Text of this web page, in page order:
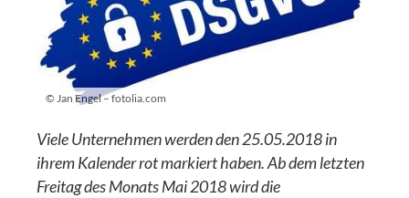
© Jan Engel – fotolia.com
Viele Unternehmen werden den 25.05.2018 in
ihrem Kalender rot markiert haben. Ab dem letzten
Freitag des Monats Mai 2018 wird die